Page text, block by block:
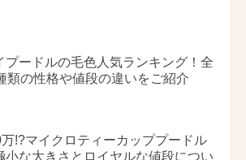
プードルの毛色人気ランキング！全
類の性格や値段の違いをご紹介
!?マイクロティーカッププードル
小な大きさとロイヤルな値段につい